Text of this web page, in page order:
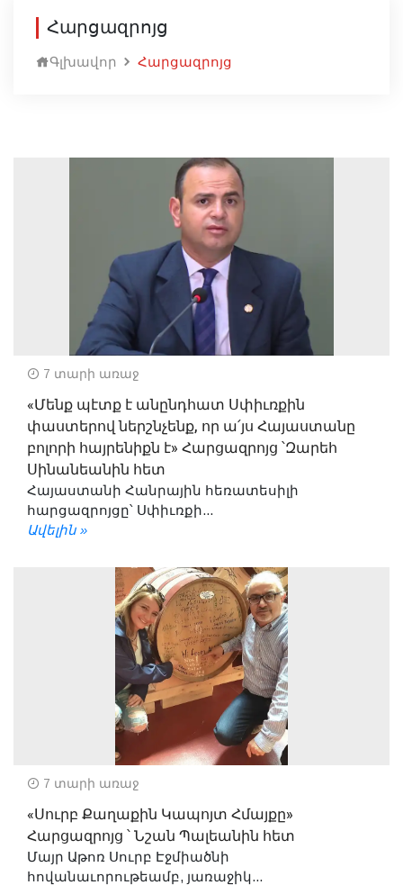
Հարցազրոյց
Գլխավոր Հարցազրոյց
7 տարի առաջ
«Մենք պէտք է անընդհատ Սփիւռքին
փաստերով ներշնչենք, որ ա՛յս Հայաստանը
բոլորի հայրենիքն է» Հարցազրոյց ՝Զարեհ
Սինանեանին հետ
Հայաստանի Հանրային հեռատեսիլի
հարցազրոյցը՝ Սփիւռքի...
Ավելին »
7 տարի առաջ
«Սուրբ Քաղաքին Կապոյտ Հմայքը»
Հարցազրոյց ՝ Նշան Պալեանին հետ
Մայր Աթոռ Սուրբ Էջմիածնի
հովանաւորութեամբ, յառաջիկ...